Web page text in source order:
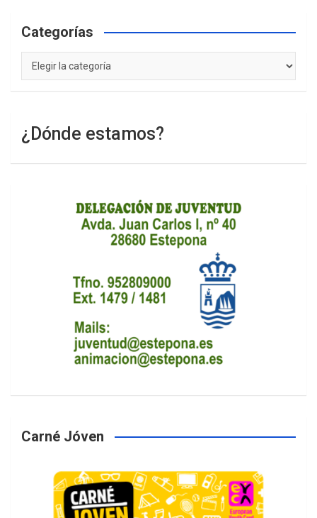
Categorías
Categorías
¿Dónde estamos?
Carné Jóven